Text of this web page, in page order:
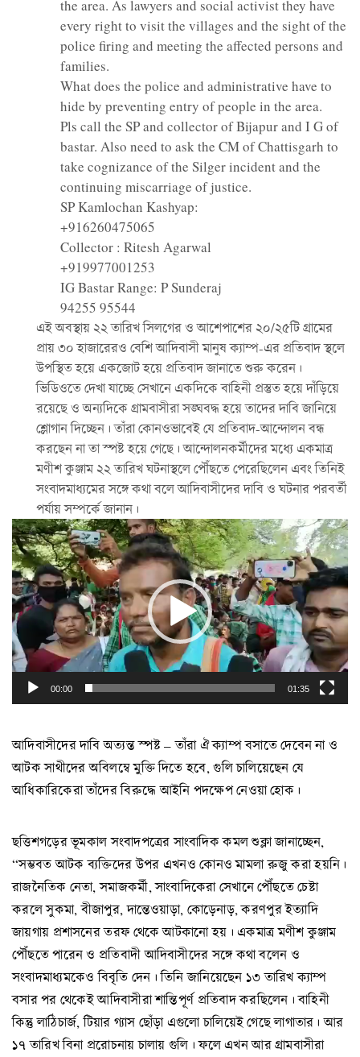
the area. As lawyers and social activist they have
every right to visit the villages and the sight of the
police firing and meeting the affected persons and
families.
What does the police and administrative have to
hide by preventing entry of people in the area.
Pls call the SP and collector of Bijapur and I G of
bastar. Also need to ask the CM of Chattisgarh to
take cognizance of the Silger incident and the
continuing miscarriage of justice.
SP Kamlochan Kashyap:
+916260475065
Collector : Ritesh Agarwal
+919977001253
IG Bastar Range: P Sunderaj
94255 95544
এই অবস্থায় ২২ তারিখ সিলগের ও আশেপাশের ২০/২৫টি গ্রামের
প্রায় ৩০ হাজারেরও বেশি আদিবাসী মানুষ ক্যাম্প-এর প্রতিবাদ স্থলে
উপস্থিত হয়ে একজোট হয়ে প্রতিবাদ জানাতে শুরু করেন।
ভিডিওতে দেখা যাচ্ছে সেখানে একদিকে বাহিনী প্রস্তুত হয়ে দাঁড়িয়ে
রয়েছে ও অন্যদিকে গ্রামবাসীরা সঙ্ঘবদ্ধ হয়ে তাদের দাবি জানিয়ে
শ্লোগান দিচ্ছেন। তাঁরা কোনওভাবেই যে প্রতিবাদ-আন্দোলন বন্ধ
করছেন না তা স্পষ্ট হয়ে গেছে। আন্দোলনকর্মীদের মধ্যে একমাত্র
মণীশ কুঞ্জাম ২২ তারিখ ঘটনাস্থলে পৌঁছতে পেরেছিলেন এবং তিনিই
সংবাদমাধ্যমের সঙ্গে কথা বলে আদিবাসীদের দাবি ও ঘটনার পরবর্তী
পর্যায় সম্পর্কে জানান।
Video
Player
00:00 01:35
আদিবাসীদের দাবি অত্যন্ত স্পষ্ট – তাঁরা ঐ ক্যাম্প বসাতে দেবেন না ও
আটক সাথীদের অবিলম্বে মুক্তি দিতে হবে, গুলি চালিয়েছেন যে
আধিকারিকেরা তাঁদের বিরুদ্ধে আইনি পদক্ষেপ নেওয়া হোক।
ছত্তিশগড়ের ভূমকাল সংবাদপত্রের সাংবাদিক কমল শুক্লা জানাচ্ছেন,
“সম্ভবত আটক ব্যক্তিদের উপর এখনও কোনও মামলা রুজু করা হয়নি।
রাজনৈতিক নেতা, সমাজকর্মী, সাংবাদিকেরা সেখানে পৌঁছতে চেষ্টা
করলে সুকমা, বীজাপুর, দান্তেওয়াড়া, কোড়েনাড়, করণপুর ইত্যাদি
জায়গায় প্রশাসনের তরফ থেকে আটকানো হয়। একমাত্র মণীশ কুঞ্জাম
পৌঁছতে পারেন ও প্রতিবাদী আদিবাসীদের সঙ্গে কথা বলেন ও
সংবাদমাধ্যমকেও বিবৃতি দেন। তিনি জানিয়েছেন ১৩ তারিখ ক্যাম্প
বসার পর থেকেই আদিবাসীরা শান্তিপূর্ণ প্রতিবাদ করছিলেন। বাহিনী
কিন্তু লাঠিচার্জ, টিয়ার গ্যাস ছোঁড়া এগুলো চালিয়েই গেছে লাগাতার। আর
১৭ তারিখ বিনা প্ররোচনায় চালায় গুলি। ফলে এখন আর গ্রামবাসীরা